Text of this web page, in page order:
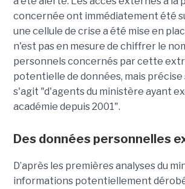
concernée ont immédiatement été
une cellule de crise a été mise en
n'est pas en mesure de chiffrer le
personnels concernés par cette
potentielle de données, mais
s'agit "d'agents du ministère ayant
académie depuis 2001".
Des données personnelles
D’après les premières analyses du
informations potentiellement